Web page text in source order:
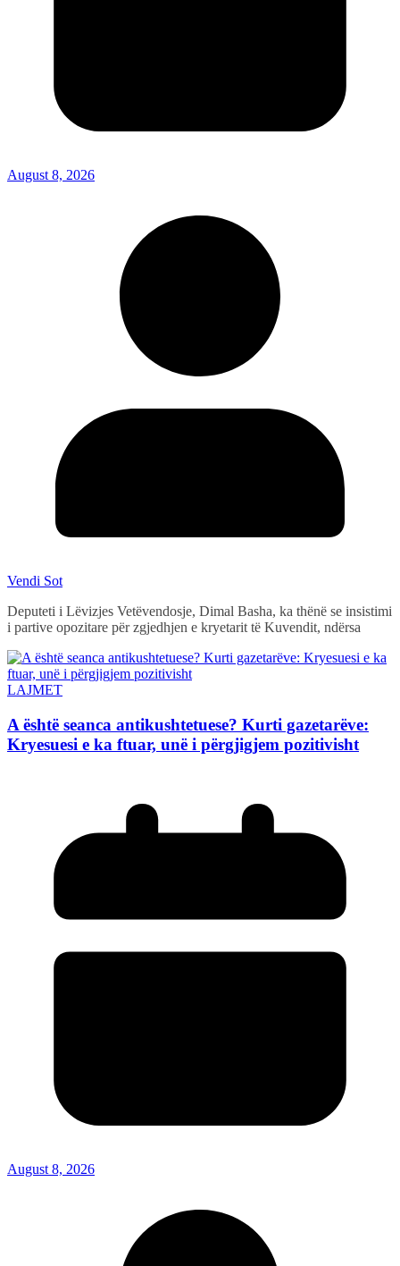
August 8, 2026
Vendi Sot
Deputeti i Lëvizjes Vetëvendosje, Dimal Basha, ka thënë se insistimi
i partive opozitare për zgjedhjen e kryetarit të Kuvendit, ndërsa
LAJMET
A është seanca antikushtetuese? Kurti gazetarëve:
Kryesuesi e ka ftuar, unë i përgjigjem pozitivisht
August 8, 2026